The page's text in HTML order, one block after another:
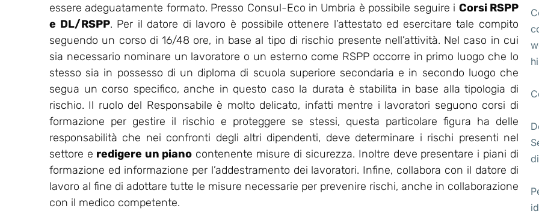
essere adeguatamente formato. Presso Consul-Eco in Umbria è possibile seguire i Corsi RSPP
e DL/RSPP. Per il datore di lavoro è possibile ottenere l’attestato ed esercitare tale compito
seguendo un corso di 16/48 ore, in base al tipo di rischio presente nell’attività. Nel caso in cui
sia necessario nominare un lavoratore o un esterno come RSPP occorre in primo luogo che lo
stesso sia in possesso di un diploma di scuola superiore secondaria e in secondo luogo che
segua un corso specifico, anche in questo caso la durata è stabilita in base alla tipologia di
rischio. Il ruolo del Responsabile è molto delicato, infatti mentre i lavoratori seguono corsi di
formazione per gestire il rischio e proteggere se stessi, questa particolare figura ha delle
responsabilità che nei confronti degli altri dipendenti, deve determinare i rischi presenti nel
settore e redigere un piano contenente misure di sicurezza. Inoltre deve presentare i piani di
formazione ed informazione per l’addestramento dei lavoratori. Infine, collabora con il datore di
lavoro al fine di adottare tutte le misure necessarie per prevenire rischi, anche in collaborazione
con il medico competente.